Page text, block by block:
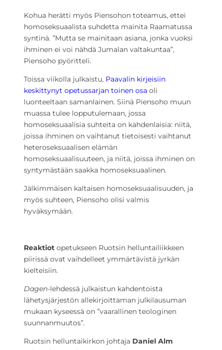
Kohua herätti myös Piensohon toteamus, ettei
homoseksuaalista suhdetta mainita Raamatussa
syntinä. ”Mutta se mainitaan asiana, jonka vuoksi
ihminen ei voi nähdä Jumalan valtakuntaa”,
Piensoho pyöritteli.
Toissa viikolla julkaistu, Paavalin kirjeisiin
keskittynyt opetussarjan toinen osa oli
luonteeltaan samanlainen. Siinä Piensoho muun
muassa tulee lopputulemaan, jossa
homoseksuaalisia suhteita on kahdenlaisia: niitä,
joissa ihminen on vaihtanut tietoisesti vaihtanut
heteroseksuaalisen elämän
homoseksuaalisuuteen, ja niitä, joissa ihminen on
syntymästään saakka homoseksuaalinen.
Jälkimmäisen kaltaisen homoseksuaalisuuden, ja
myös suhteen, Piensoho olisi valmis
hyväksymään.
Reaktiot opetukseen Ruotsin helluntailiikkeen
piirissä ovat vaihdelleet ymmärtävistä jyrkän
kielteisiin.
Dagen-lehdessä julkaistun kahdentoista
lähetysjärjestön allekirjoittaman julkilausuman
mukaan kyseessä on ”vaarallinen teologinen
suunnanmuutos”.
Ruotsin helluntaikirkon johtaja Daniel Alm